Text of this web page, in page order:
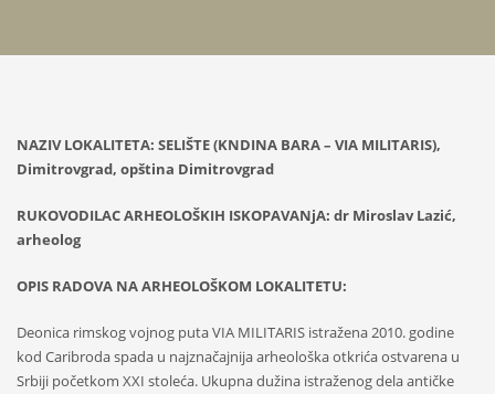
NAZIV LOKALITETA: SELIŠTE (KNDINA BARA – VIA MILITARIS),
Dimitrovgrad, opština Dimitrovgrad
RUKOVODILAC ARHEOLOŠKIH ISKOPAVANjA: dr Miroslav Lazić,
arheolog
OPIS RADOVA NA ARHEOLOŠKOM LOKALITETU:
Deonica rimskog vojnog puta VIA MILITARIS istražena 2010. godine
kod Caribroda spada u najznačajnija arheološka otkrića ostvarena u
Srbiji početkom XXI stoleća. Ukupna dužina istraženog dela antičke